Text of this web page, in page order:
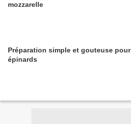
mozzarelle
Préparation simple et gouteuse pour
épinards